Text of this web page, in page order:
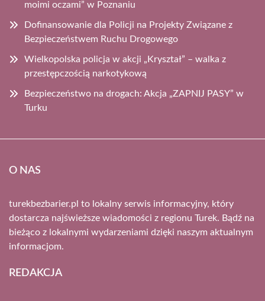
moimi oczami” w Poznaniu
Dofinansowanie dla Policji na Projekty Związane z
Bezpieczeństwem Ruchu Drogowego
Wielkopolska policja w akcji „Kryształ” – walka z
przestępczością narkotykową
Bezpieczeństwo na drogach: Akcja „ZAPNIJ PASY” w
Turku
O NAS
turekbezbarier.pl to lokalny serwis informacyjny, który
dostarcza najświeższe wiadomości z regionu Turek. Bądź na
bieżąco z lokalnymi wydarzeniami dzięki naszym aktualnym
informacjom.
REDAKCJA